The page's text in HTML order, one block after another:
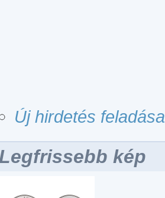
Új hirdetés feladása
kép